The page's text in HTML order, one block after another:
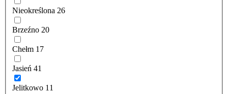
Nieokreślona 26
Brzeźno 20
Chełm 17
Jasień 41
Jelitkowo 11